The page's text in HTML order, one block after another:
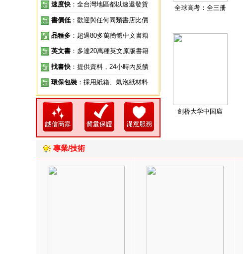
速度快 ：全台灣地區都以速遞發貨
書價低 ：歡迎與任何同類書店比價
品種多 ：超過80多萬簡體中文書籍
英文書 ：多達20萬種英文原版書籍
找書快 ：提供資料，24小時內反饋
環保包裝 ：採用紙箱、氣泡紙材料
全球高考：全三册
剑桥大学中国庙
專業/技術